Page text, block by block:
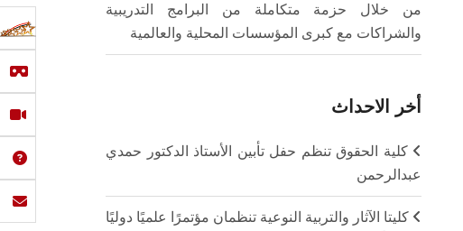
من خلال حزمة متكاملة من البرامج التدريبية
والشراكات مع كبرى المؤسسات المحلية والعالمية
أخر الاحداث
كلية الحقوق تنظم حفل تأبين الأستاذ الدكتور حمدي
عبدالرحمن
كليتا الآثار والتربية النوعية تنظمان مؤتمرًا علميًا دوليًا